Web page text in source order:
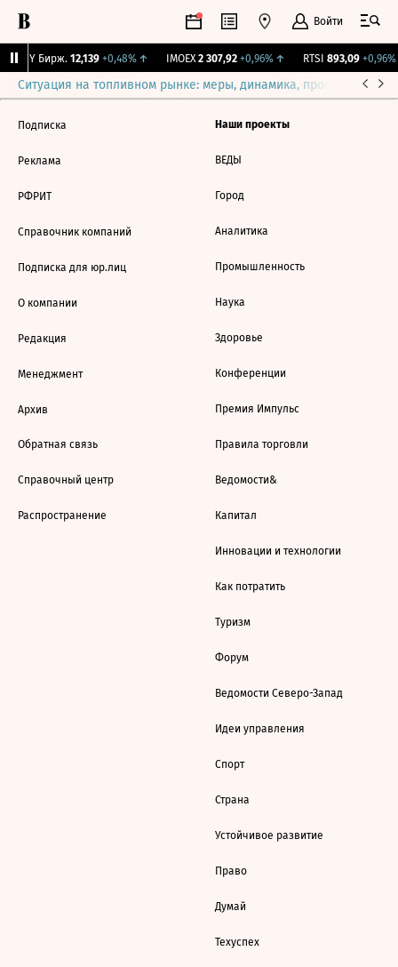
Войти
CNY Бирж. 12,139 +0,48%↑ IMOEX 2 307,92 +0,96%↑ RTSI 893,09 +0,96%
Ситуация на топливном рынке: меры, динамика, прогнозы
Подписка
Реклама
РФРИТ
Справочник компаний
Подписка для юр.лиц
О компании
Редакция
Менеджмент
Архив
Обратная связь
Справочный центр
Распространение
Наши проекты
ВЕДЫ
Город
Аналитика
Промышленность
Наука
Здоровье
Конференции
Премия Импульс
Правила торговли
Ведомости&
Капитал
Инновации и технологии
Как потратить
Туризм
Форум
Ведомости Северо-Запад
Идеи управления
Спорт
Страна
Устойчивое развитие
Право
Думай
Техуспех